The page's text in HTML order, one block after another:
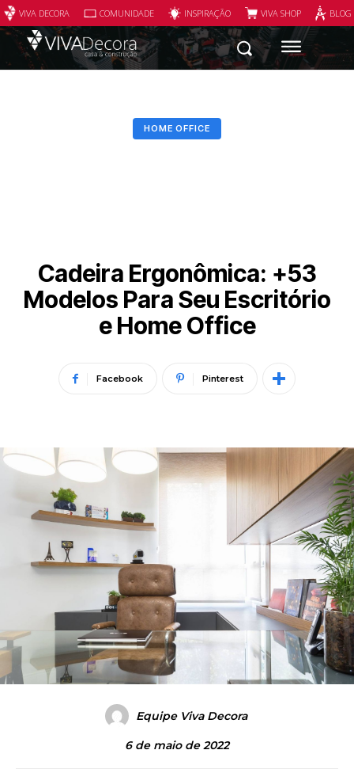
VIVA DECORA COMUNIDADE INSPIRAÇÃO VIVA SHOP
HOME OFFICE
Cadeira Ergonômica: +53
Modelos Para Seu Escritório
e Home Office
Facebook Pinterest
Equipe Viva Decora
6 de maio de 2022